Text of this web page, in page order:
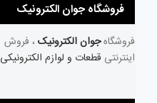
فروشگاه جوان الکترونیک
فروشگاهجوان الکترونیک ، فروش
اینترنتی قطعات و لوازم الکترونیکی